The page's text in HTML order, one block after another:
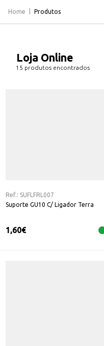
Home Produtos
Loja Online
15 produtos encontrados
Ref.: SUFLFRL007
Suporte GU10 C/ Ligador Terra
1,60€